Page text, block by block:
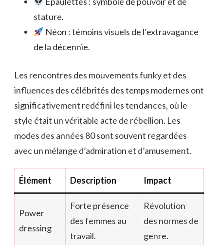
stature.
Néon : témoins visuels de l’extravagance
de la décennie.
Les rencontres des mouvements funky et des
influences des célébrités des temps modernes ont
significativement redéfini les tendances, où le
style était un véritable acte de rébellion. Les
modes des années 80 sont souvent regardées
avec un mélange d’admiration et d’amusement.
Élément Description Impact
Power
dressing
Forte présence
des femmes au
travail.
Révolution
des normes de
genre.